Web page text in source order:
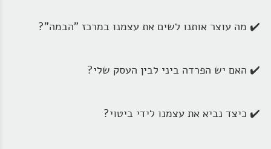
✔️ מה עוצר אותנו לשים את עצמנו במרכז "הבמה"?
✔️ האם יש הפרדה ביני לבין העסק שלי?
✔️ כיצד נביא את עצמנו לידי ביטוי?